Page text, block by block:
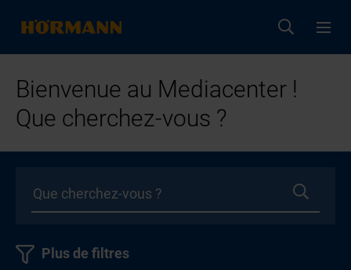
Bienvenue au Mediacenter !
Que cherchez-vous ?
Plus de filtres